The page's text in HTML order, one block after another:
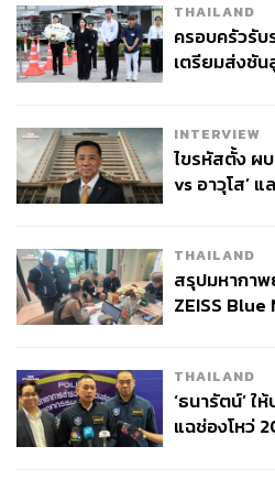
Sound of the Soul เปิดให้เข้าช
วัฒนธรรมแห่งกรุงเทพมหานคร
กรกฎาคม 2565 เวลา 10.00-
THAILAND
ครอบครัวรับ
เตรียมส่งชัน
INTERVIEW
ไขรหัสตั้ง ผ
vs อาวุโส’
THAILAND
สรุปมหากา
ZEISS
จ่ายหนี้-แอบ
THAILAND
‘ธนารัตน์’ ใ
แฉช่องโหว่